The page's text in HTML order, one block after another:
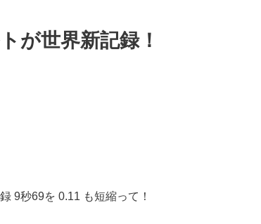
が世界新記録！
9秒69を 0.11 も短縮って！